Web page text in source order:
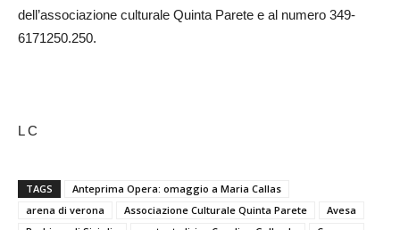
dell’associazione culturale Quinta Parete e al numero 349-
6171250.250.
L C
TAGS
Anteprima Opera: omaggio a Maria Callas
arena di verona
Associazione Culturale Quinta Parete
Avesa